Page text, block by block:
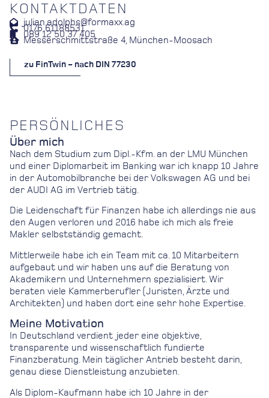
KONTAKTDATEN
julian.adolphs@formaxx.ag
0176 61188531
089 12 50 37 405
Messerschmittstraße 4, München-Moosach
zu FinTwin - nach DIN 77230
PERSÖNLICHES
Über mich
Nach dem Studium zum Dipl.-Kfm. an der LMU München
und einer Diplomarbeit im Banking war ich knapp 10 Jahre
in der Automobilbranche bei der Volkswagen AG und bei
der AUDI AG im Vertrieb tätig.
Die Leidenschaft für Finanzen habe ich allerdings nie aus
den Augen verloren und 2016 habe ich mich als freie
Makler selbstständig gemacht.
Mittlerweile habe ich ein Team mit ca. 10 Mitarbeitern
aufgebaut und wir haben uns auf die Beratung von
Akademikern und Unternehmern spezialisiert. Wir
beraten viele Kammerberufler (Juristen, Ärzte und
Architekten) und haben dort eine sehr hohe Expertise.
Meine Motivation
In Deutschland verdient jeder eine objektive,
transparente und wissenschaftlich fundierte
Finanzberatung. Mein täglicher Antrieb besteht darin,
genau diese Dienstleistung anzubieten.
Als Diplom-Kaufmann habe ich 10 Jahre in der